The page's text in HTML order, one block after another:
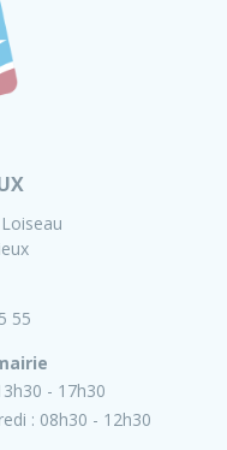
55
- 17h30
: 08h30 - 12h30